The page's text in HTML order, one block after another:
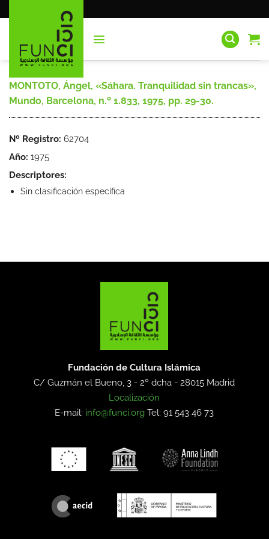
al
MONTOTO, Ángel, «Sáhara. Tranquilidad sin trancas»,
Mundo, Barcelona, n.º 1.833, 1975, pp. 29-30.
Nº Registro: 62704
Año: 1975
Descriptores:
Sin clasificación específica
Fundación de Cultura Islámica
C/ Guzmán el Bueno, 3 - 2º dcha -28015 Madrid
Localización
E-mail: info@funci.org Tel: 91 543 46 73